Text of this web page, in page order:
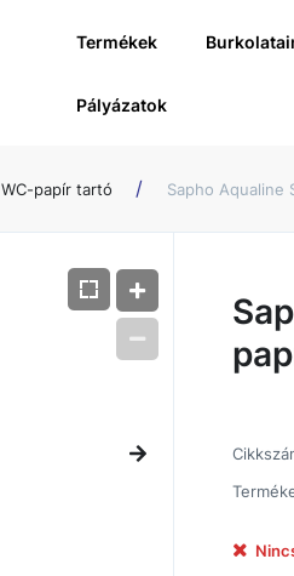
Termékek
Pályázatok
WC-papír tartó Sapho Aqualine